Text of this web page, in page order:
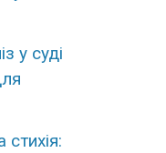
у суді